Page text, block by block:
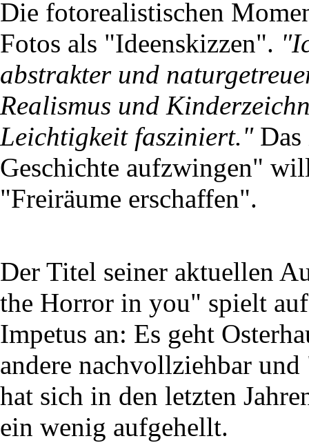
Die fotorealistischen
Fotos als "Ideenskizzen".
abstrakter und
Realismus und
Leichtigkeit fasziniert."Das
Geschichte aufzwingen"
"Freiräume erschaffen".
Der Titel seiner aktuellen
the Horror in you" spielt
Impetus an: Es geht
andere nachvollziehbar
hat sich in den letzten
ein wenig aufgehellt.